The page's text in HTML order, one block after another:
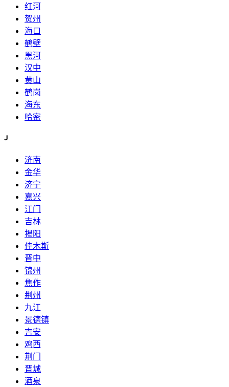
红河
贺州
海口
鹤壁
黑河
汉中
黄山
鹤岗
海东
哈密
J
济南
金华
济宁
嘉兴
江门
吉林
揭阳
佳木斯
晋中
锦州
焦作
荆州
九江
景德镇
吉安
鸡西
荆门
晋城
酒泉